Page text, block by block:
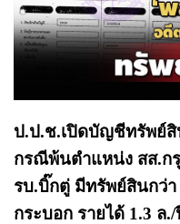
ป.ป.ช.เปิดบัญชีทรัพย์
กรณีพ้นตำแหน่ง สส.กรุ
รบ.บิ๊กตู่ มีทรัพย์สินกว่
กระบอก รายได้ 1.3 ล./